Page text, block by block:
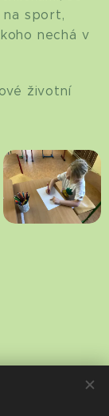
na sport,
nechá v
životní